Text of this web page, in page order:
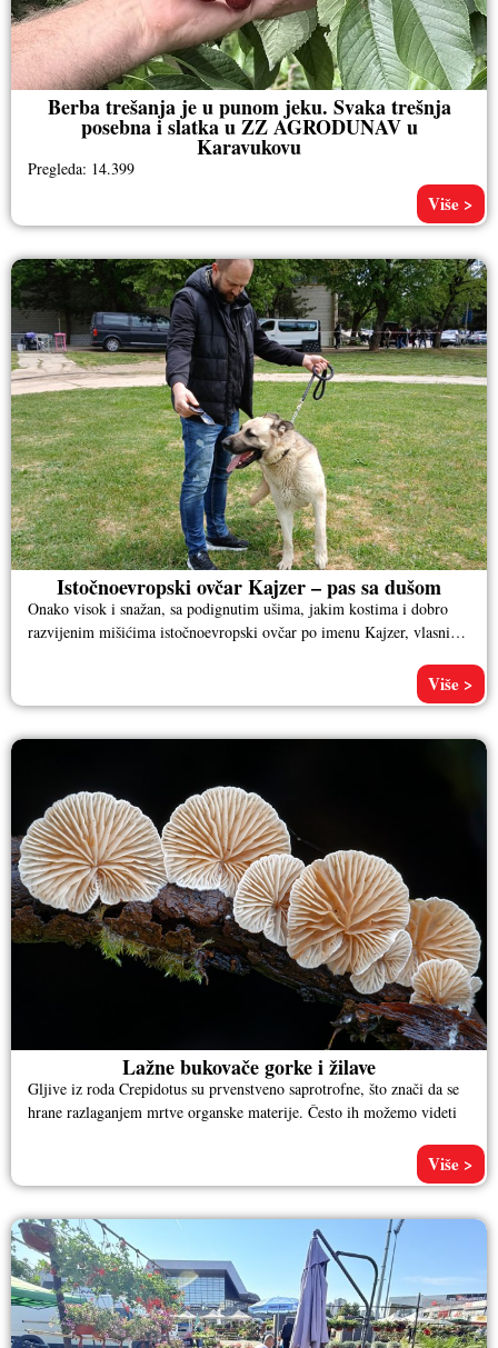
Berba trešanja je u punom jeku. Svaka trešnja
posebna i slatka u ZZ AGRODUNAV u
Karavukovu
Pregleda: 14.399
Više >
Istočnoevropski ovčar Kajzer – pas sa dušom
Onako visok i snažan, sa podignutim ušima, jakim kostima i dobro
razvijenim mišićima istočnoevropski ovčar po imenu Kajzer, vlasnika
Više >
Lažne bukovače gorke i žilave
Gljive iz roda Crepidotus su prvenstveno saprotrofne, što znači da se
hrane razlaganjem mrtve organske materije. Često ih možemo videti
Više >